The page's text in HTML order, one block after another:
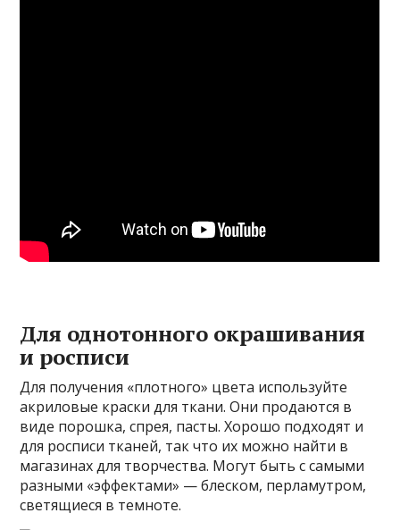
Для однотонного окрашивания
и росписи
Для получения «плотного» цвета используйте
акриловые краски для ткани. Они продаются в
виде порошка, спрея, пасты. Хорошо подходят и
для росписи тканей, так что их можно найти в
магазинах для творчества. Могут быть с самыми
разными «эффектами» — блеском, перламутром,
светящиеся в темноте.